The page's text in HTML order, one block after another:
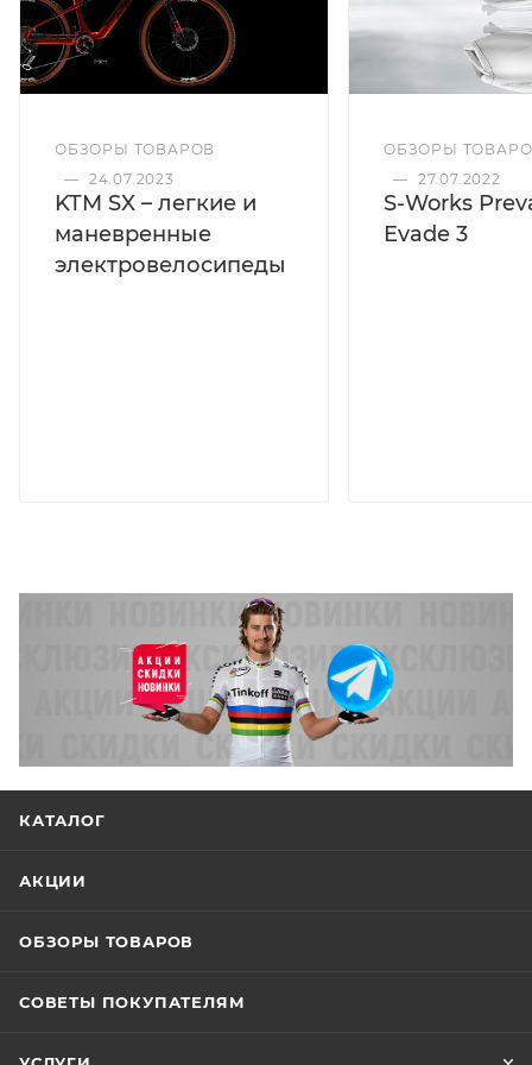
ОБЗОРЫ ТОВАРОВ
— 24.07.2023
KTM SX – легкие и
маневренные
электровелосипеды
ОБЗОРЫ
— 27.07.2022
S-Works
Evade 3
КАТАЛОГ
АКЦИИ
ОБЗОРЫ ТОВАРОВ
СОВЕТЫ ПОКУПАТЕЛЯМ